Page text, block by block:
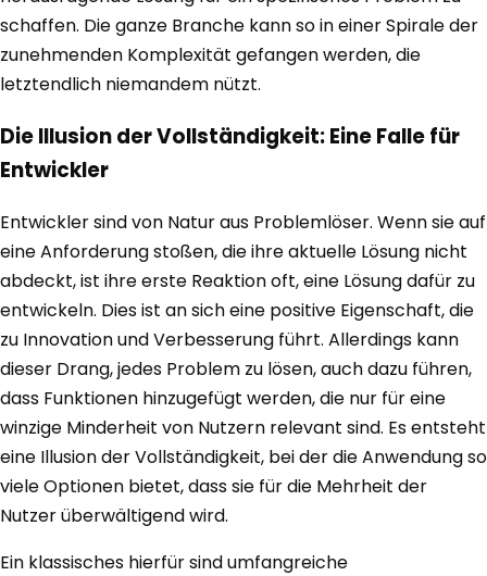
schaffen. Die ganze Branche kann so in einer Spirale der
zunehmenden Komplexität gefangen werden, die
letztendlich niemandem nützt.
Die Illusion der Vollständigkeit: Eine Falle für
Entwickler
Entwickler sind von Natur aus Problemlöser. Wenn sie auf
eine Anforderung stoßen, die ihre aktuelle Lösung nicht
abdeckt, ist ihre erste Reaktion oft, eine Lösung dafür zu
entwickeln. Dies ist an sich eine positive Eigenschaft, die
zu Innovation und Verbesserung führt. Allerdings kann
dieser Drang, jedes Problem zu lösen, auch dazu führen,
dass Funktionen hinzugefügt werden, die nur für eine
winzige Minderheit von Nutzern relevant sind. Es entsteht
eine Illusion der Vollständigkeit, bei der die Anwendung so
viele Optionen bietet, dass sie für die Mehrheit der
Nutzer überwältigend wird.
Ein klassisches hierfür sind umfangreiche